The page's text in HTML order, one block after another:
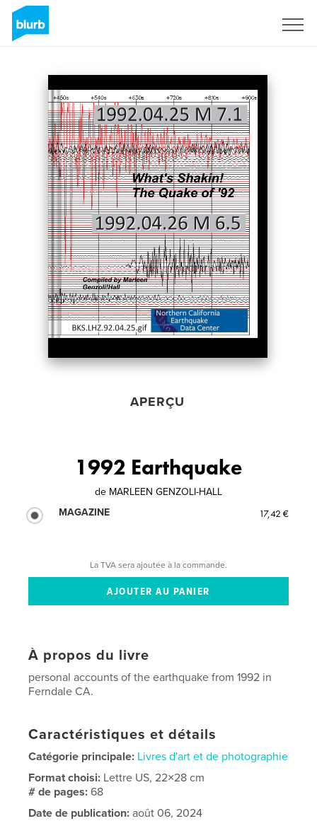
APERÇU
1992 Earthquake
de MARLEEN GENZOLI-HALL
MAGAZINE
17,42 €
La TVA sera ajoutée à la commande.
À propos du livre
personal accounts of the earthquake from 1992 in
Ferndale CA.
Caractéristiques et détails
Catégorie principale: Livres d'art et de photographie
Format choisi: Lettre US, 22×28 cm
# de pages:68
Date de publication: août 06, 2024